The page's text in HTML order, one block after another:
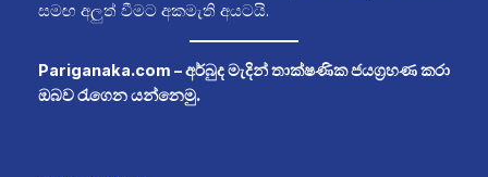
සමඟ අලුත් වීමට අකමැති අයටයි.
Pariganaka.com – අර්බුද මැදින් තාක්ෂණික ජයග්‍රහණ කරා
ඔබව රැගෙන යන්නෙමු.